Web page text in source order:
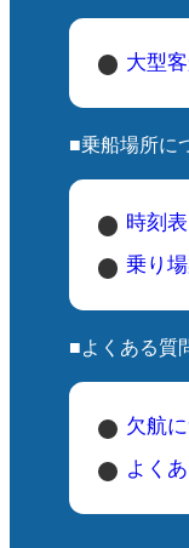
大型
■乗船場所に
時刻表
乗り
■よくある質
欠航
よく